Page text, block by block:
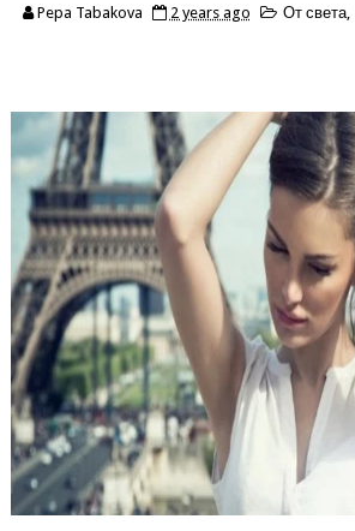
Pepa Tabakova 2 years ago От света,